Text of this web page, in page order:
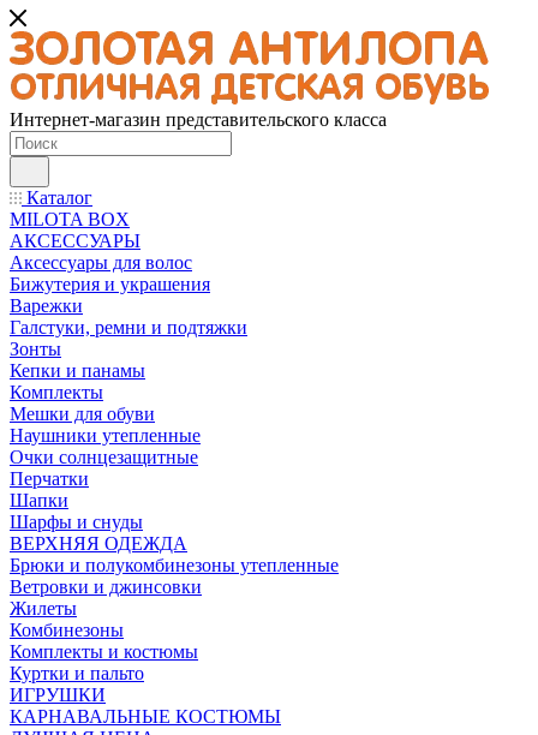
Интернет-магазин представительского класса
Каталог
MILOTA BOX
АКСЕССУАРЫ
Аксессуары для волос
Бижутерия и украшения
Варежки
Галстуки, ремни и подтяжки
Зонты
Кепки и панамы
Комплекты
Мешки для обуви
Наушники утепленные
Очки солнцезащитные
Перчатки
Шапки
Шарфы и снуды
ВЕРХНЯЯ ОДЕЖДА
Брюки и полукомбинезоны утепленные
Ветровки и джинсовки
Жилеты
Комбинезоны
Комплекты и костюмы
Куртки и пальто
ИГРУШКИ
КАРНАВАЛЬНЫЕ КОСТЮМЫ